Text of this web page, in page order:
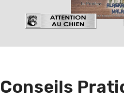
e
Conseils